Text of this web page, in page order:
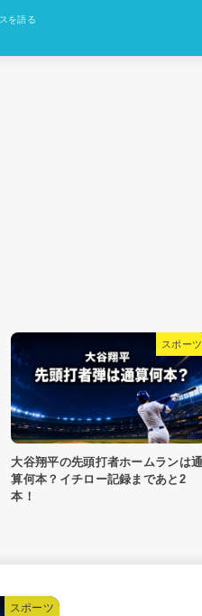
を語る
スポーツ
益田直也250セーブは史上何人目？
名球会条件と歴代順位を解説！
スポーツ